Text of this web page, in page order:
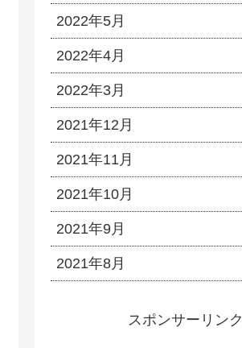
2022年5月
2022年4月
2022年3月
2021年12月
2021年11月
2021年10月
2021年9月
2021年8月
スポンサーリンク